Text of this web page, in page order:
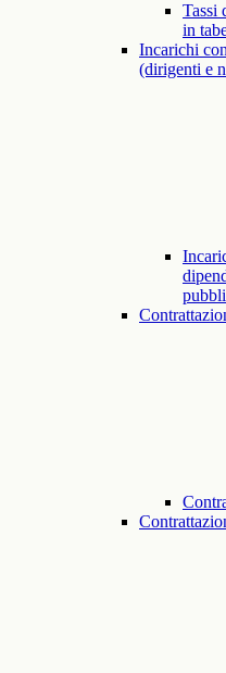
Tassi
in
Incarichi
(dirigenti e